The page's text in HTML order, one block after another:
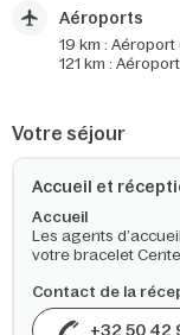
Aéroports
19 km :
121 km :
Votre séjour
Accueil et
Accueil
Les agents
votre bracelet
Contact de la
+32 50 42